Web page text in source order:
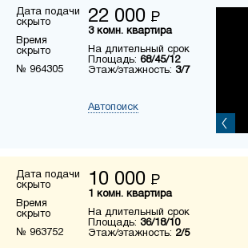
Дата подачи
скрыто
Время
скрыто
№ 964305
22 000 Р
3 комн. квартира
На длительный срок
Площадь: 68/45/12
Этаж/этажность: 3/7
Автопоиск
Дата подачи
скрыто
Время
скрыто
№ 963752
10 000 Р
1 комн. квартира
На длительный срок
Площадь: 36/18/10
Этаж/этажность: 2/5